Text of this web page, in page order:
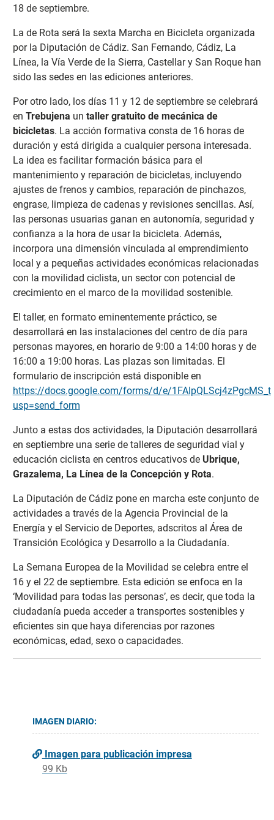
18 de septiembre.
La de Rota será la sexta Marcha en Bicicleta organizada
por la Diputación de Cádiz. San Fernando, Cádiz, La
Línea, la Vía Verde de la Sierra, Castellar y San Roque han
sido las sedes en las ediciones anteriores.
Por otro lado, los días 11 y 12 de septiembre se celebrará
en Trebujena un taller gratuito de mecánica de
bicicletas. La acción formativa consta de 16 horas de
duración y está dirigida a cualquier persona interesada.
La idea es facilitar formación básica para el
mantenimiento y reparación de bicicletas, incluyendo
ajustes de frenos y cambios, reparación de pinchazos,
engrase, limpieza de cadenas y revisiones sencillas. Así,
las personas usuarias ganan en autonomía, seguridad y
confianza a la hora de usar la bicicleta. Además,
incorpora una dimensión vinculada al emprendimiento
local y a pequeñas actividades económicas relacionadas
con la movilidad ciclista, un sector con potencial de
crecimiento en el marco de la movilidad sostenible.
El taller, en formato eminentemente práctico, se
desarrollará en las instalaciones del centro de día para
personas mayores, en horario de 9:00 a 14:00 horas y de
16:00 a 19:00 horas. Las plazas son limitadas. El
formulario de inscripción está disponible en
https://docs.google.com/forms/d/e/
usp=send_form
Junto a estas dos actividades, la Diputación desarrollará
en septiembre una serie de talleres de seguridad vial y
educación ciclista en centros educativos de Ubrique,
Grazalema, La Línea de la Concepción y Rota.
La Diputación de Cádiz pone en marcha este conjunto de
actividades a través de la Agencia Provincial de la
Energía y el Servicio de Deportes, adscritos al Área de
Transición Ecológica y Desarrollo a la Ciudadanía.
La Semana Europea de la Movilidad se celebra entre el
16 y el 22 de septiembre. Esta edición se enfoca en la
‘Movilidad para todas las personas’, es decir, que toda la
ciudadanía pueda acceder a transportes sostenibles y
eficientes sin que haya diferencias por razones
económicas, edad, sexo o capacidades.
IMAGEN DIARIO:
Imagen para publicación impresa
99 Kb